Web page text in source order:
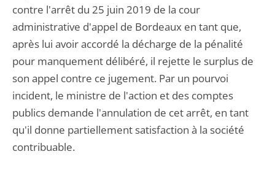
contre l'arrêt du 25 juin 2019 de la cour
administrative d'appel de Bordeaux en tant que,
après lui avoir accordé la décharge de la pénalité
pour manquement délibéré, il rejette le surplus de
son appel contre ce jugement. Par un pourvoi
incident, le ministre de l'action et des comptes
publics demande l'annulation de cet arrêt, en tant
qu'il donne partiellement satisfaction à la société
contribuable.